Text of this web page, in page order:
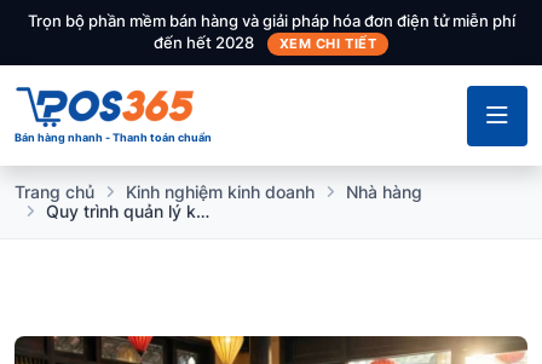
Trọn bộ phần mềm bán hàng và giải pháp hóa đơn điện tử miễn phí
đến hết 2028
XEM CHI TIẾT
Bán hàng nhanh - Thanh toán chuẩn
Trang chủ Kinh nghiệm kinh doanh
Nhà hàng
Quy trình quản lý khách hàng cho nhà hàng hiệu quả